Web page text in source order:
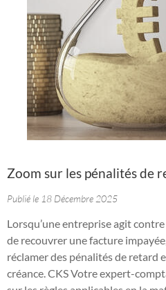
Zoom sur les pénalités de
Publié le 18 Décembre 2025
Lorsqu’une entreprise agit
de recouvrer une facture
réclamer des pénalités de retard
créance. CKS Votre expert-